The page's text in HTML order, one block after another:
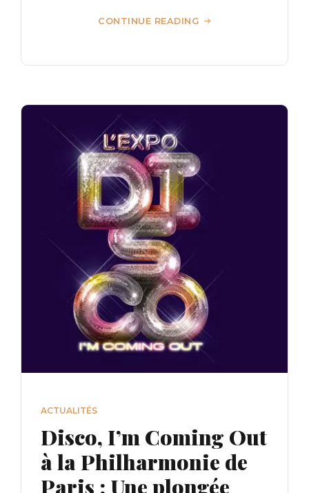
CONTINUE READING
ACTUALITÉS
Disco, I’m Coming Out
à la Philharmonie de
Paris : Une plongée